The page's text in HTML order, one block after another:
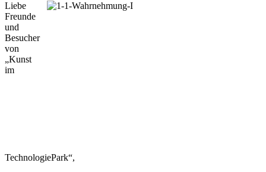
Liebe
Freunde
und
Besucher
von
„Kunst
im
TechnologiePark“,